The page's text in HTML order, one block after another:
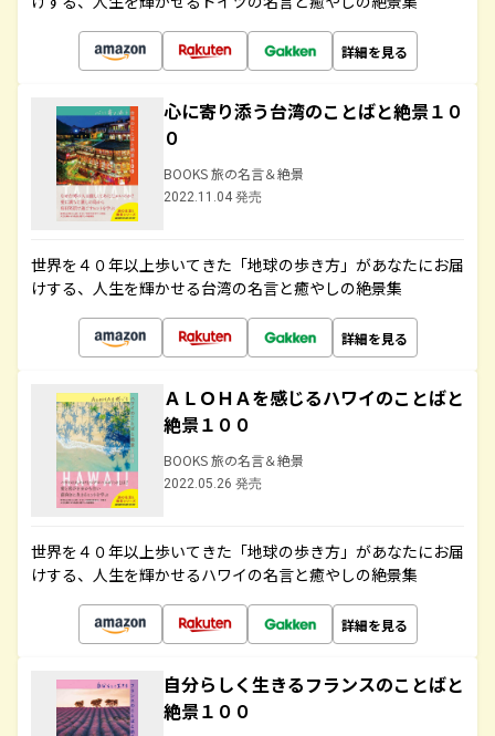
詳細を見る
心に寄り添う台湾のことばと絶景１０
０
BOOKS 旅の名言＆絶景
2022.11.04 発売
世界を４０年以上歩いてきた「地球の歩き方」があなたにお届
けする、人生を輝かせる台湾の名言と癒やしの絶景集
詳細を見る
ＡＬＯＨＡを感じるハワイのことばと
絶景１００
BOOKS 旅の名言＆絶景
2022.05.26 発売
世界を４０年以上歩いてきた「地球の歩き方」があなたにお届
けする、人生を輝かせるハワイの名言と癒やしの絶景集
詳細を見る
自分らしく生きるフランスのことばと
絶景１００